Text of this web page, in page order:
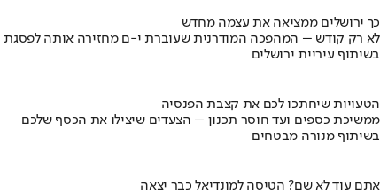
כך ירושלים ממציאה את עצמה מחדש
לא רק קודש – המהפכה המודרנית שעוברת י-ם מחזירה אותה לפסגת
בשיתוף עיריית ירושלים
הטעויות שיחתכו לכם את קצבת הפנסיה
ממשיכת כספים ועד חוסר תכנון – הצעדים שיצילו את הכסף שלכם
בשיתוף מנורה מבטחים
אתם עוד לא שם? הטיסה למונדיאל כבר יצאה